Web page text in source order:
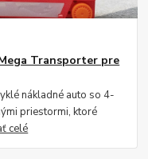
Transporter pre
nákladné auto so 4-
priestormi, ktoré
celé